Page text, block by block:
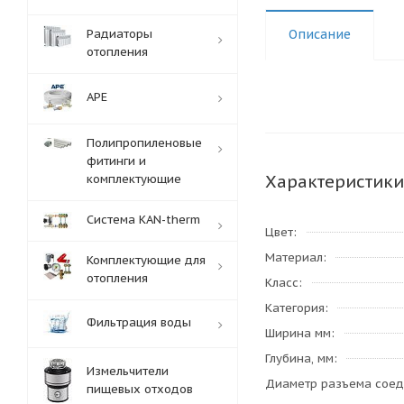
Описание
Характеристики
Цвет
Материал
Класс
Категория
Ширина мм
Глубина, мм
Диаметр разъема
Радиаторы
отопления
APE
Полипропиленовые
фитинги и
комплектующие
Система KAN-therm
Комплектующие для
отопления
Фильтрация воды
Измельчители
пищевых отходов